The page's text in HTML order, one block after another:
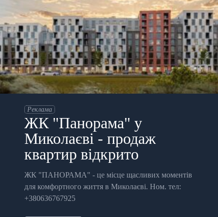
Реклама
ЖК "Панорама" у
Миколаєві - продаж
квартир відкрито
ЖК "ПАНОРАМА" - це місце щасливих моментів
для комфортного життя в Миколаєві. Ном. тел:
+380636767925